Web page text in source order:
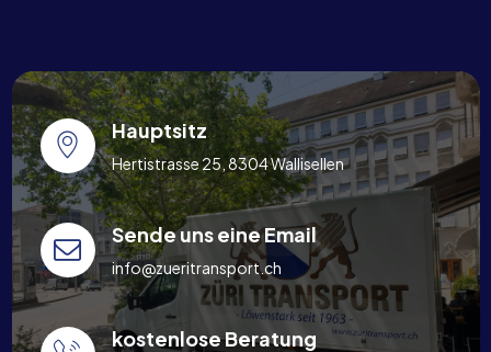
Hauptsitz
Hertistrasse 25, 8304 Wallisellen
Sende uns eine Email
info@zueritransport.ch
kostenlose Beratung